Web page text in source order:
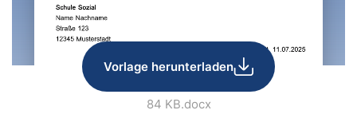
Vorlage herunterladen
84 KB.docx